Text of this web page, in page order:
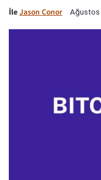
İleJason Conor Ağustos